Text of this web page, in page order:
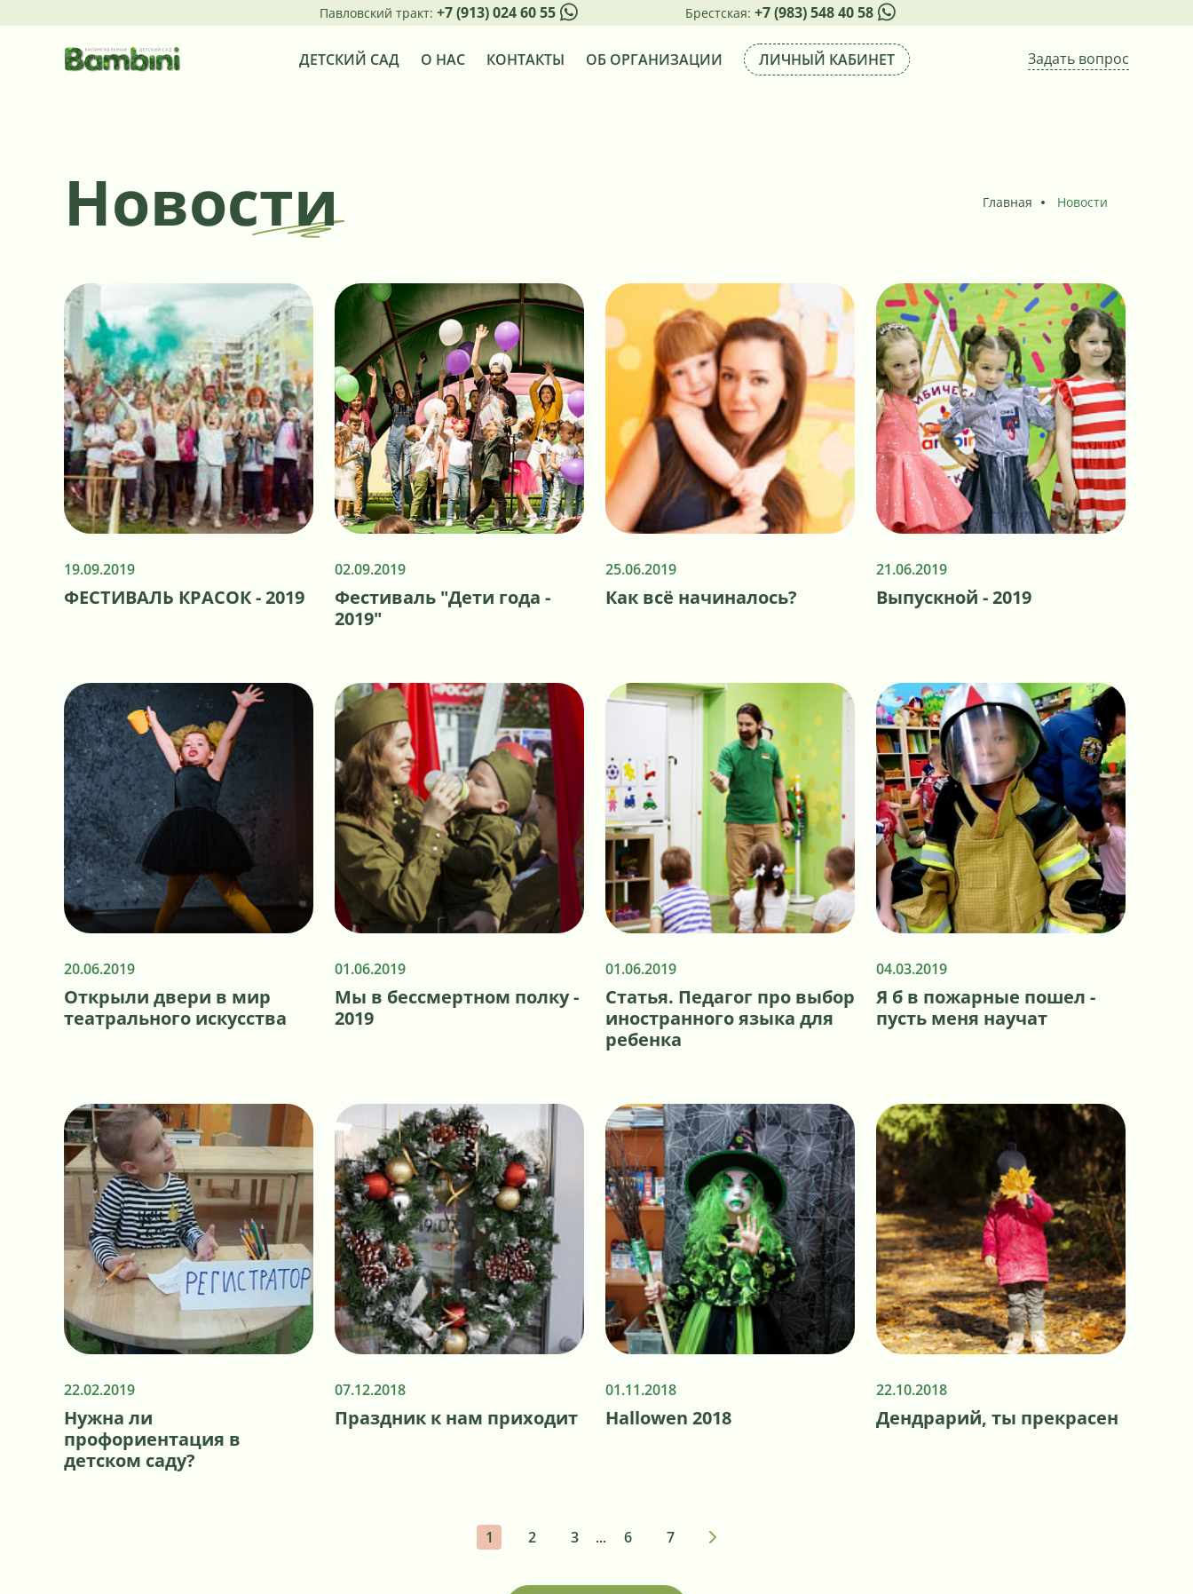
Павловский тракт: +7 (913) 024 60 55 Брестская: +7 (983) 548 40 58
ДЕТСКИЙ САД О НАС КОНТАКТЫ ОБ ОРГАНИЗАЦИИ ЛИЧНЫЙ КАБИНЕТ Задать вопрос
Новости Главная Новости
19.09.2019
ФЕСТИВАЛЬ КРАСОК - 2019
02.09.2019
Фестиваль "Дети года -
2019"
25.06.2019
Как всё начиналось?
21.06.2019
Выпускной - 2019
20.06.2019
Открыли двери в мир
театрального искусства
01.06.2019
Мы в бессмертном полку -
2019
01.06.2019
Статья. Педагог про выбор
иностранного языка для
ребенка
04.03.2019
Я б в пожарные пошел -
пусть меня научат
22.02.2019
Нужна ли
профориентация в
детском саду?
07.12.2018
Праздник к нам приходит
01.11.2018
Hallowen 2018
22.10.2018
Дендрарий, ты прекрасен
1 2 3 ... 6 7